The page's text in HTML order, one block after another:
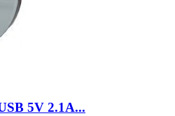
5V 2.1A...